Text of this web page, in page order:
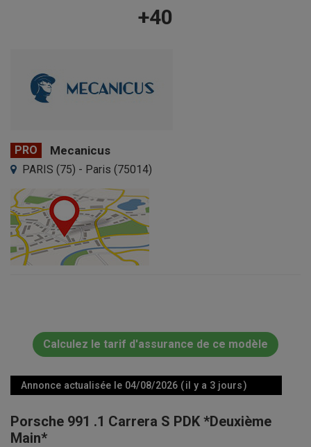
+40
PRO Mecanicus
PARIS (75) - Paris (75014)
Calculez le tarif d'assurance de ce modèle
Annonce actualisée le 04/08/2026 ( il y a 3 jours )
Porsche 991 .1 Carrera S PDK *Deuxième
Main*